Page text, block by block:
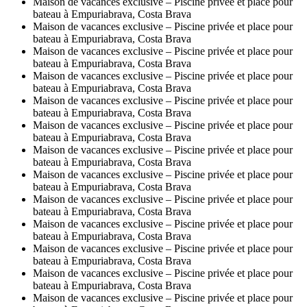
bateau à Empuriabrava, Costa Brava
Maison de vacances exclusive – Piscine privée et place pour
bateau à Empuriabrava, Costa Brava
Maison de vacances exclusive – Piscine privée et place pour
bateau à Empuriabrava, Costa Brava
Maison de vacances exclusive – Piscine privée et place pour
bateau à Empuriabrava, Costa Brava
Maison de vacances exclusive – Piscine privée et place pour
bateau à Empuriabrava, Costa Brava
Maison de vacances exclusive – Piscine privée et place pour
bateau à Empuriabrava, Costa Brava
Maison de vacances exclusive – Piscine privée et place pour
bateau à Empuriabrava, Costa Brava
Maison de vacances exclusive – Piscine privée et place pour
bateau à Empuriabrava, Costa Brava
Maison de vacances exclusive – Piscine privée et place pour
bateau à Empuriabrava, Costa Brava
Maison de vacances exclusive – Piscine privée et place pour
bateau à Empuriabrava, Costa Brava
Maison de vacances exclusive – Piscine privée et place pour
bateau à Empuriabrava, Costa Brava
Maison de vacances exclusive – Piscine privée et place pour
bateau à Empuriabrava, Costa Brava
Maison de vacances exclusive – Piscine privée et place pour